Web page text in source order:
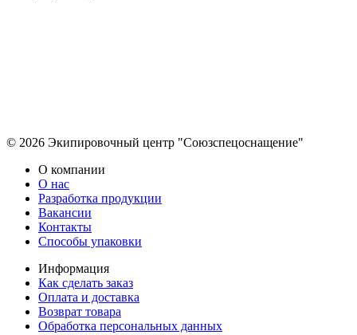
© 2026 Экипировочный центр "Союзспецоснащение"
О компании
О нас
Разработка продукции
Вакансии
Контакты
Способы упаковки
Информация
Как сделать заказ
Оплата и доставка
Возврат товара
Обработка персональных данных